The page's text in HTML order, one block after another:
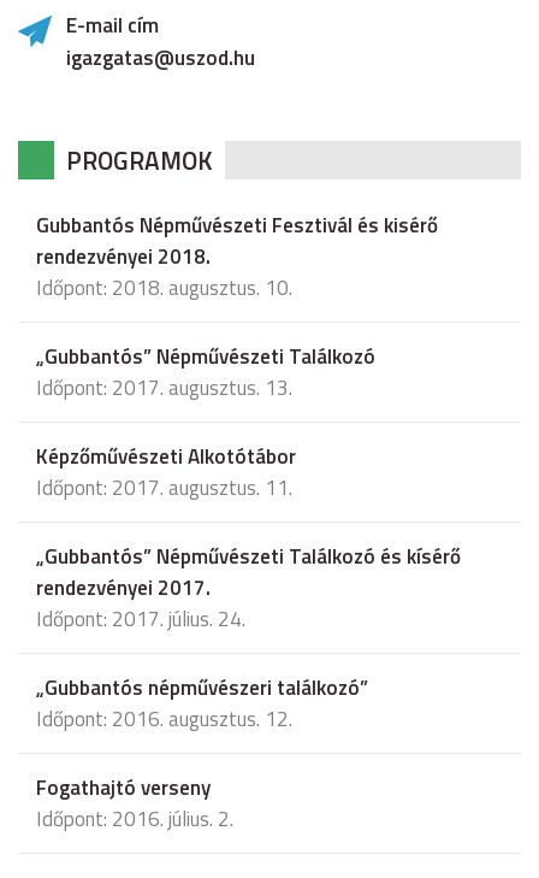
E-mail cím
igazgatas@uszod.hu
PROGRAMOK
Gubbantós Népművészeti Fesztivál és kisérő
rendezvényei 2018.
Időpont: 2018. augusztus. 10.
„Gubbantós” Népművészeti Találkozó
Időpont: 2017. augusztus. 13.
Képzőművészeti Alkotótábor
Időpont: 2017. augusztus. 11.
„Gubbantós” Népművészeti Találkozó és kísérő
rendezvényei 2017.
Időpont: 2017. július. 24.
„Gubbantós népművészeri találkozó”
Időpont: 2016. augusztus. 12.
Fogathajtó verseny
Időpont: 2016. július. 2.